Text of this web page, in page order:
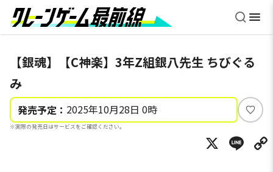
【銀魂】【C神楽】3年Z組銀八先生 ちびぐる
み
発売予定： 2025年10月28日 0時
※実際の発売日はサービスをご確認ください。
い
ね
X